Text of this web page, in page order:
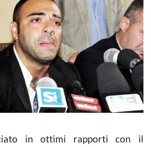
in ottimi rapporti con il